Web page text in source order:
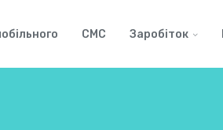
СМС Заробіток